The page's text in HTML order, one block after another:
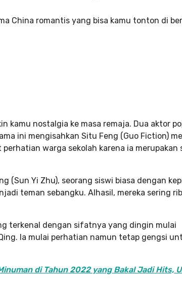
China romantis yang bisa kamu tonton di
kamu nostalgia ke masa remaja. Dua aktor
ini mengisahkan Situ Feng (Guo Fiction)
warga sekolah karena ia merupakan
(Sun Yi Zhu), seorang siswi biasa dengan
teman sebangku. Alhasil, mereka sering
terkenal dengan sifatnya yang dingin mulai
Ia mulai perhatian namun tetap gengsi
di Tahun 2022 yang Bakal Jadi Hits,